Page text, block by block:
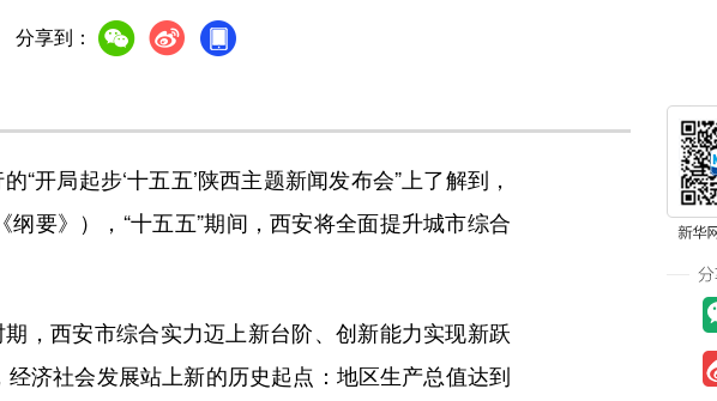
分享到：
局起步‘十五五’陕西主题新闻发布会”上了解到，
要》），“十五五”期间，西安将全面提升城市综合
，西安市综合实力迈上新台阶、创新能力实现新跃
济社会发展站上新的历史起点：地区生产总值达到